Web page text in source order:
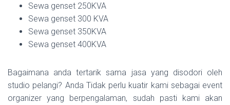
Sewa genset 250KVA
Sewa genset 300 KVA
Sewa genset 350KVA
Sewa genset 400KVA
Bagaimana anda tertarik sama jasa yang disodori oleh
studio pelangi? Anda Tidak perlu kuatir kami sebagai event
organizer yang berpengalaman, sudah pasti kami akan